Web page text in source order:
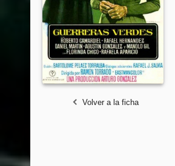
Volver a la ficha